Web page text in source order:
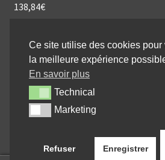
138,84€
Dunlop D 423 130/70 R 18 63V TL
177,41€
CST 22X11 - 10 47N C-828 6PR
69,60€
Ce site utilise des cookies pour
la meilleure expérience
En savoir plus
TechnicalTechnical
MarketingMarketing
Refuser Enregistrer